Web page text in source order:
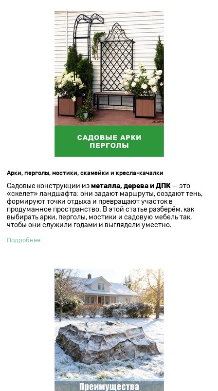
Арки, перголы, мостики, скамейки и кресла-качалки
Садовые конструкции изметалла, дерева и ДПК — это
«скелет» ландшафта: они задают маршруты, создают тень,
формируют точки отдыха и превращают участок в
продуманное пространство. В этой статье разберём, как
выбирать арки, перголы, мостики и садовую мебель так,
чтобы они служили годами и выглядели уместно.
Подробнее